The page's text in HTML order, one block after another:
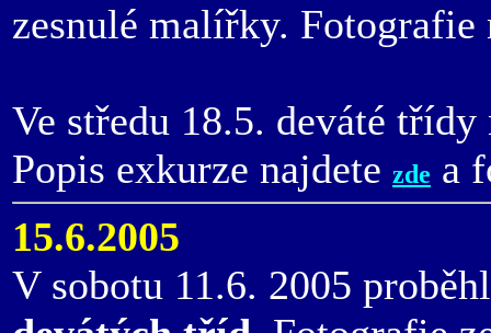
zesnulé malířky.
Ve středu 18.5. deváté
Popis exkurze najdete zde a
15.6.2005
V sobotu 11.6. 2005